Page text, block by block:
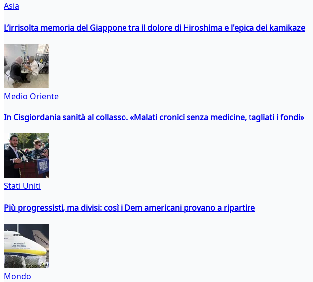
Asia
L’irrisolta memoria del Giappone tra il dolore di Hiroshima e l'epica dei kamikaze
Medio Oriente
In Cisgiordania sanità al collasso. «Malati cronici senza medicine, tagliati i fondi»
Stati Uniti
Più progressisti, ma divisi: così i Dem americani provano a ripartire
Mondo